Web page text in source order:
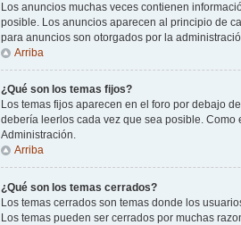
Los anuncios muchas veces contienen
posible. Los anuncios aparecen al principio de
para anuncios son otorgados por la
Arriba
¿Qué son los temas fijos?
Los temas fijos aparecen en el foro por debajo
debería leerlos cada vez que sea posible.
Administración.
Arriba
¿Qué son los temas cerrados?
Los temas cerrados son temas donde los
Los temas pueden ser cerrados por muchas